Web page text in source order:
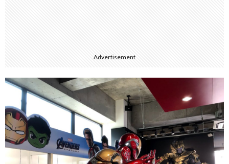
Advertisement